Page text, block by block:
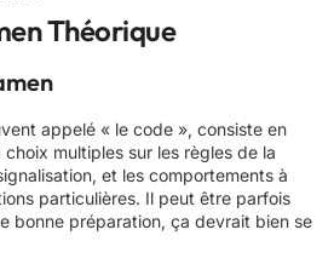
Théorique
appelé « le code », consiste en
multiples sur les règles de la
et les comportements à
particulières. Il peut être parfois
bonne préparation, ça devrait bien se